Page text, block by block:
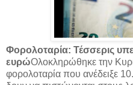
Φορολοταρία: Τέσσερις
ευρώΟλοκληρώθηκε την
φορολοταρία που ανέδειξε